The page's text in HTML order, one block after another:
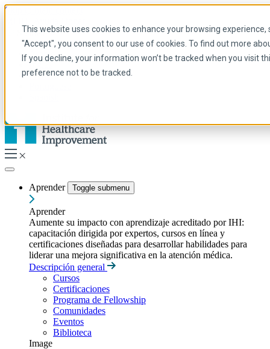
This website uses cookies to enhance your browsing
"Accept", you consent to our use of cookies. To find out more
If you decline, your information won’t be tracked when you visit
preference not to be tracked.
Skip to main content
Spanish
Arabic
Inglés
Francés
Aprender Toggle submenu
Aprender
Aumente su impacto con aprendizaje acreditado por IHI:
capacitación dirigida por expertos, cursos en línea y
certificaciones diseñadas para desarrollar habilidades para
liderar una mejora significativa en la atención médica.
Descripción general
Cursos
Certificaciones
Programa de Fellowship
Comunidades
Eventos
Biblioteca
Image